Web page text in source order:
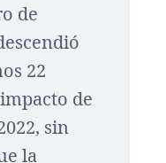
de
22
de
sin
la